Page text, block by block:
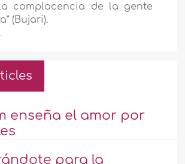
complacencia de la gente
(Bujari).
enseña el amor por
para la